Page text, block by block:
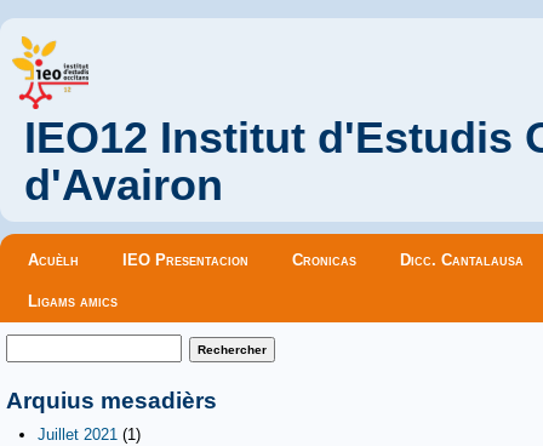
IEO12 Institut d'Estudis
d'Avairon
Menu principal
Acuèlh IEO Presentacion Cronicas Dicc. Cantalausa
Ligams amics
Formulaire de recherche
Arquius mesadièrs
Juillet 2021 (1)